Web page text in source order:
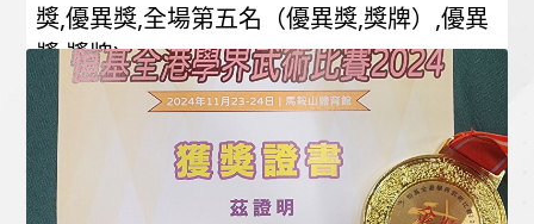
獎,優異獎,全場第五名（優異獎,獎牌）,優異
獎,獎牌)